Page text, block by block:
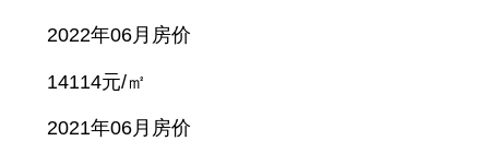
2022年06月房价
14114元/㎡
2021年06月房价